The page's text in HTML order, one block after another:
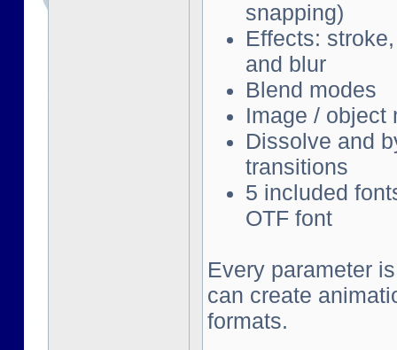
snapping)
Effects:
and blur
Blend modes
Image / object
Dissolve and
transitions
5 included
OTF font
Every parameter
can create
formats.